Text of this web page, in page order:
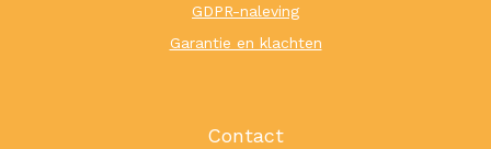
GDPR-naleving
Garantie en klachten
Contact